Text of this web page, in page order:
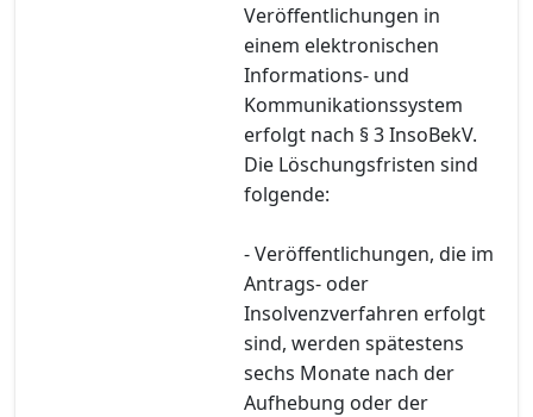
Veröffentlichungen in
einem elektronischen
Informations- und
Kommunikationssystem
erfolgt nach § 3 InsoBekV.
Die Löschungsfristen sind
folgende:
- Veröffentlichungen, die im
Antrags- oder
Insolvenzverfahren erfolgt
sind, werden spätestens
sechs Monate nach der
Aufhebung oder der